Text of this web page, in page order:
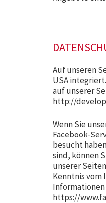
Auf unseren
USA
auf unserer
http://
Wenn Sie
Facebook-
besucht
sind, können
unserer
Kenntnis vom
https://